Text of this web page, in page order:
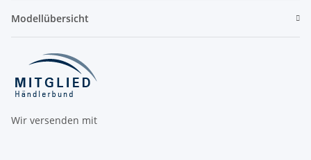
Modellübersicht
Wir versenden mit